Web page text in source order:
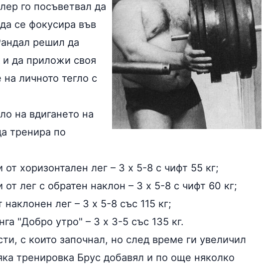
го посъветвал да
се фокусира във
решил да
и да приложи своя
личното тегло с
на вдигането на
тренира по
хоризонтален лег – 3 х 5-8 с чифт 55 кг;
лег с обратен наклон – 3 х 5-8 с чифт 60 кг;
лег – 3 х 5-8 със 115 кг;
"Добро утро" – 3 х 3-5 със 135 кг.
с които започнал, но след време ги увеличил
тренировка Брус добавял и по още няколко